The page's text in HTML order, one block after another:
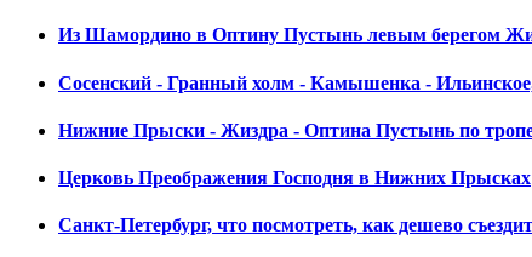
Из Шамордино в Оптину Пустынь левым берегом
Сосенский - Гранный холм - Камышенка -
Нижние Прыски - Жиздра - Оптина Пустынь по тропе
Церковь Преображения Господня в Нижних Прысках
Санкт-Петербург, что посмотреть, как дешево